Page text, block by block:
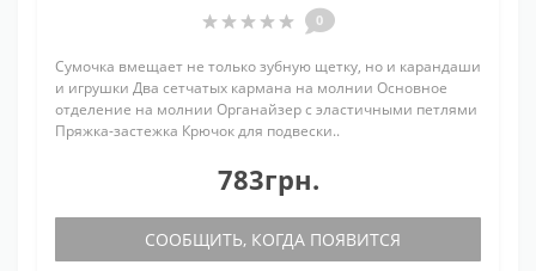
0
Сумочка вмещает не только зубную щетку, но и карандаши
и игрушки Два сетчатых кармана на молнии Основное
отделение на молнии Органайзер с эластичными петлями
Пряжка-застежка Крючок для подвески..
783грн.
СООБЩИТЬ, КОГДА ПОЯВИТСЯ